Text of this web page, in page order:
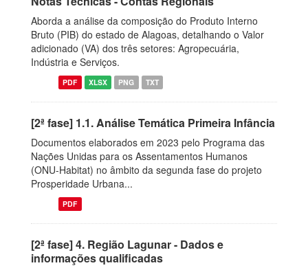
Aborda a análise da composição do Produto Interno
Bruto (PIB) do estado de Alagoas, detalhando o Valor
adicionado (VA) dos três setores: Agropecuária,
Indústria e Serviços.
PDF XLSX PNG TXT
[2ª fase] 1.1. Análise Temática Primeira Infância
Documentos elaborados em 2023 pelo Programa das
Nações Unidas para os Assentamentos Humanos
(ONU-Habitat) no âmbito da segunda fase do projeto
Prosperidade Urbana...
PDF
[2ª fase] 4. Região Lagunar - Dados e
informações qualificadas